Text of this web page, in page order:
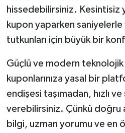
hissedebilirsiniz. Kesintisiz
kupon yaparken saniyelerle
tutkunları için büyük bir
Güçlü ve modern teknolojik
kuponlarınıza yasal bir
endişesi taşımadan, hızlı
verebilirsiniz. Çünkü doğru
bilgi, uzman yorumu ve en